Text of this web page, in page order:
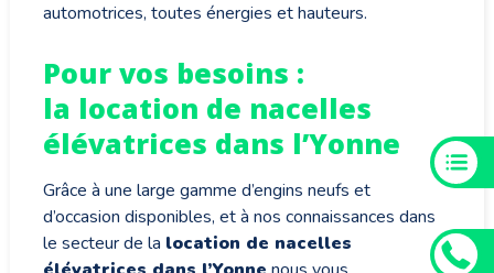
automotrices, toutes énergies et hauteurs.
Pour vos besoins :
la location de nacelles
élévatrices dans l’Yonne
Grâce à une large gamme d’engins neufs et
d’occasion disponibles, et à nos connaissances dans
le secteur de la location de nacelles